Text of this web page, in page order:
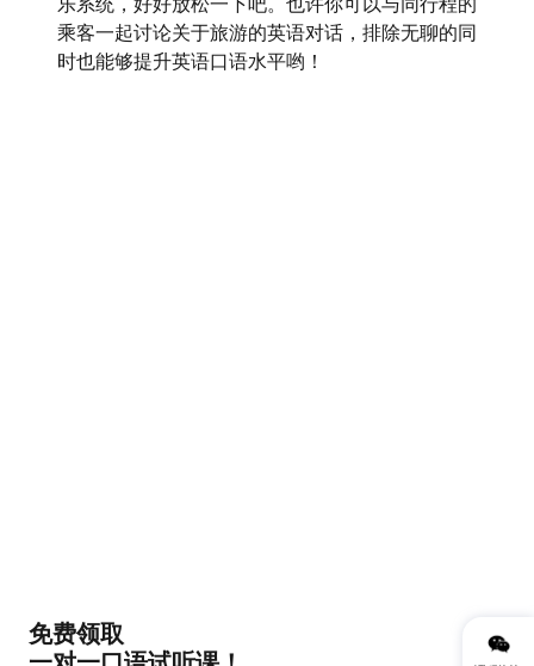
乐系统，好好放松一下吧。也许你可以与同行程的
乘客一起讨论关于旅游的英语对话，排除无聊的同
时也能够提升英语口语水平哟！
免费领取